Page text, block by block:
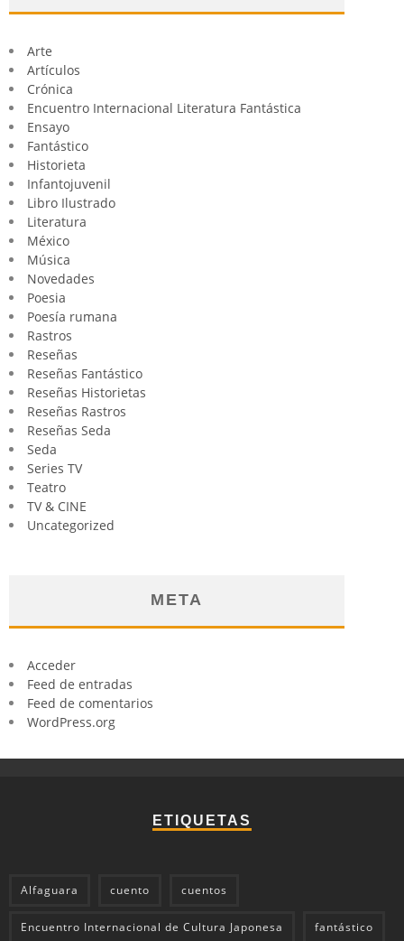
Arte
Artículos
Crónica
Encuentro Internacional Literatura Fantástica
Ensayo
Fantástico
Historieta
Infantojuvenil
Libro Ilustrado
Literatura
México
Música
Novedades
Poesia
Poesía rumana
Rastros
Reseñas
Reseñas Fantástico
Reseñas Historietas
Reseñas Rastros
Reseñas Seda
Seda
Series TV
Teatro
TV & CINE
Uncategorized
META
Acceder
Feed de entradas
Feed de comentarios
WordPress.org
ETIQUETAS
Alfaguara cuento cuentos
Encuentro Internacional de Cultura Japonesa fantástico